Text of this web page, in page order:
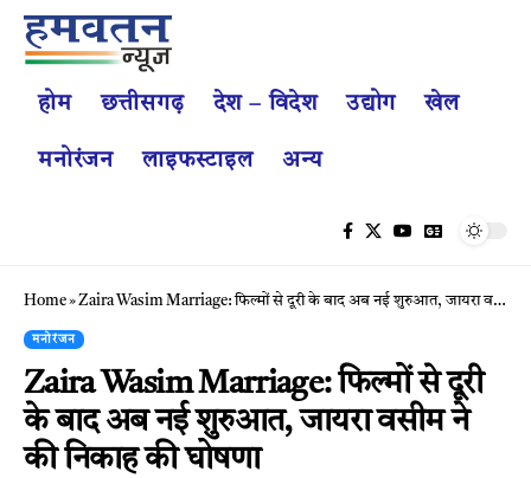
होम छत्तीसगढ़ देश – विदेश उद्योग खेल
मनोरंजन लाइफस्टाइल अन्य
Home»Zaira Wasim Marriage: फिल्मों से दूरी के बाद अब नई शुरुआत, जायरा वसीम ने की निकाह की घोषणा
मनोरंजन
Zaira Wasim Marriage: फिल्मों से दूरी
के बाद अब नई शुरुआत, जायरा वसीम ने
की निकाह की घोषणा